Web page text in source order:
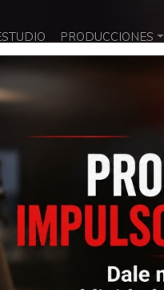
PRODUCCIONES
la programación de tu